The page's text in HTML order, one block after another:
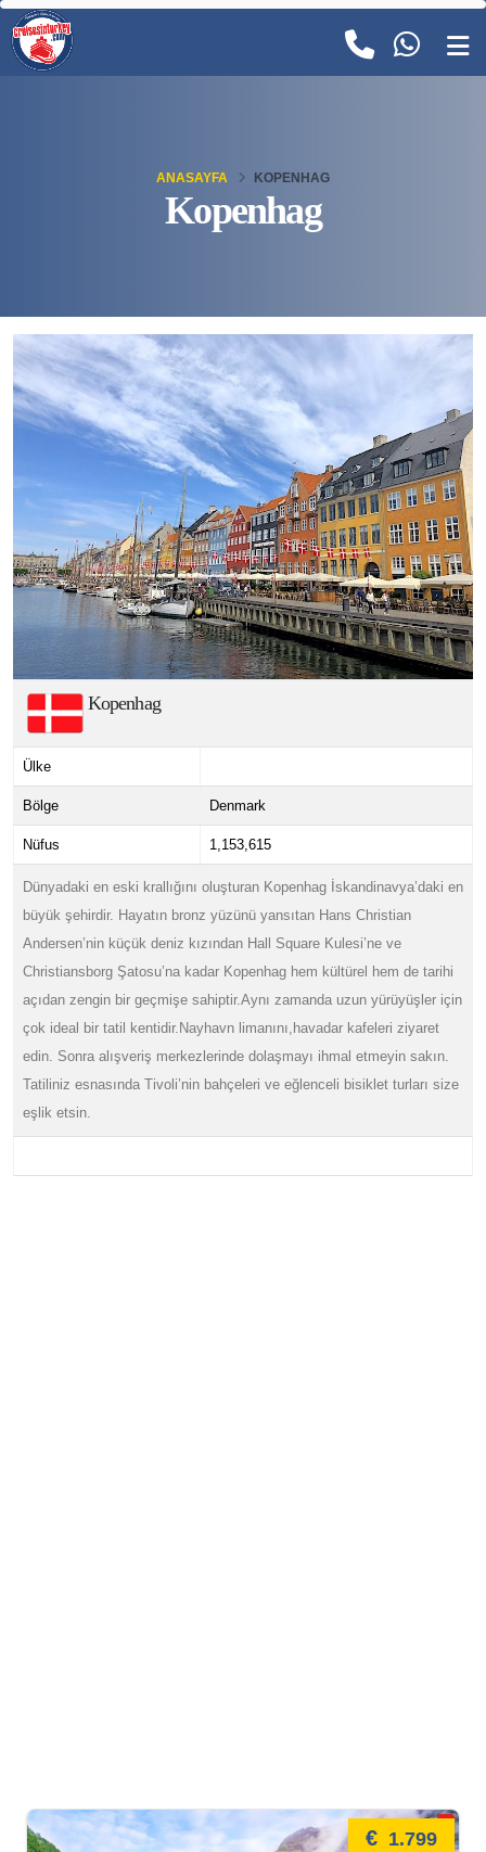
Kopenhag
ANASAYFA KOPENHAG
Kopenhag
Ülke
Bölge Denmark
Nüfus 1,153,615
Dünyadaki en eski krallığını oluşturan Kopenhag İskandinavya’daki en
büyük şehirdir. Hayatın bronz yüzünü yansıtan Hans Christian
Andersen’nin küçük deniz kızından Hall Square Kulesi’ne ve
Christiansborg Şatosu’na kadar Kopenhag hem kültürel hem de tarihi
açıdan zengin bir geçmişe sahiptir.Aynı zamanda uzun yürüyüşler için
çok ideal bir tatil kentidir.Nayhavn limanını,havadar kafeleri ziyaret
edin. Sonra alışveriş merkezlerinde dolaşmayı ihmal etmeyin sakın.
Tatiliniz esnasında Tivoli’nin bahçeleri ve eğlenceli bisiklet turları size
eşlik etsin.
€ 1.799